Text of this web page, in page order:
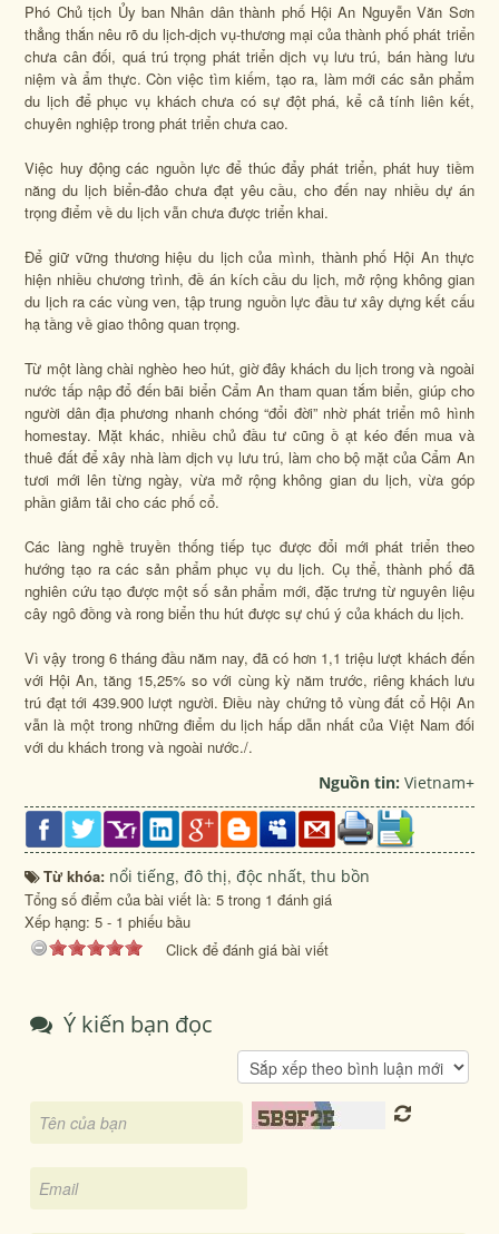
Phó Chủ tịch Ủy ban Nhân dân thành phố Hội An Nguyễn Văn Sơn
thẳng thắn nêu rõ du lịch-dịch vụ-thương mại của thành phố phát triển
chưa cân đối, quá trú trọng phát triển dịch vụ lưu trú, bán hàng lưu
niệm và ẩm thực. Còn việc tìm kiếm, tạo ra, làm mới các sản phẩm
du lịch để phục vụ khách chưa có sự đột phá, kể cả tính liên kết,
chuyên nghiệp trong phát triển chưa cao.
Việc huy động các nguồn lực để thúc đẩy phát triển, phát huy tiềm
năng du lịch biển-đảo chưa đạt yêu cầu, cho đến nay nhiều dự án
trọng điểm về du lịch vẫn chưa được triển khai.
Để giữ vững thương hiệu du lịch của mình, thành phố Hội An thực
hiện nhiều chương trình, đề án kích cầu du lịch, mở rộng không gian
du lịch ra các vùng ven, tập trung nguồn lực đầu tư xây dựng kết cấu
hạ tầng về giao thông quan trọng.
Từ một làng chài nghèo heo hút, giờ đây khách du lịch trong và ngoài
nước tấp nập đổ đến bãi biển Cẩm An tham quan tắm biển, giúp cho
người dân địa phương nhanh chóng “đổi đời” nhờ phát triển mô hình
homestay. Mặt khác, nhiều chủ đầu tư cũng ồ ạt kéo đến mua và
thuê đất để xây nhà làm dịch vụ lưu trú, làm cho bộ mặt của Cẩm An
tươi mới lên từng ngày, vừa mở rộng không gian du lịch, vừa góp
phần giảm tải cho các phố cổ.
Các làng nghề truyền thống tiếp tục được đổi mới phát triển theo
hướng tạo ra các sản phẩm phục vụ du lịch. Cụ thể, thành phố đã
nghiên cứu tạo được một số sản phẩm mới, đặc trưng từ nguyên liệu
cây ngô đồng và rong biển thu hút được sự chú ý của khách du lịch.
Vì vậy trong 6 tháng đầu năm nay​, đã có hơn 1​,1 triệu lượt khách đến
với Hội An, tăng 15,25% so với cùng kỳ năm trước​, riêng khách lưu
trú đạt tới 439.900 lượt người. Điều ​này chứng tỏ vùng đất cổ Hội An
vẫn là một trong những điểm du lịch hấp dẫn nhất của Việt Nam đối
với du khách trong và ngoài nước./.
Nguồn tin: Vietnam+
Từ khóa: nổi tiếng,đô thị,độc nhất,thu bồn
Tổng số điểm của bài viết là: 5 trong 1 đánh giá
Xếp hạng:5 - 1 phiếu bầu
Click để đánh giá bài viết
Ý kiến bạn đọc